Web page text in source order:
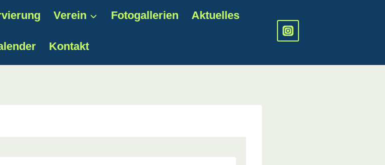
Verein Fotogallerien Aktuelles
Kontakt